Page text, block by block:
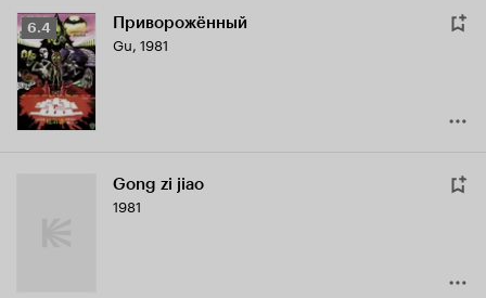
Рейтинг
Кинопоиска
6.4
6.4 Приворожённый
Gu, 1981
Gong zi jiao
1981